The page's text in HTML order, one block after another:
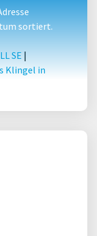
sortiert.
SE |
Klingel in